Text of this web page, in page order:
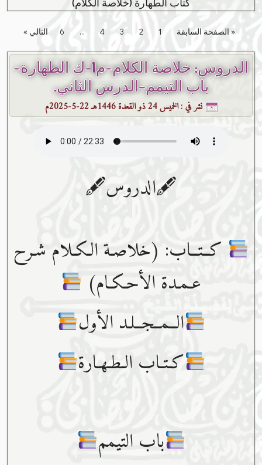
كتاب الطهارة (خلاصة الكلام)
« الصفحة السابقة 1
2
3
4
…
6 التالي »
الدروس: خلاصة الكلام-م1-ك الطهارة-
باب التيمم-الدرس الثاني.
نشر في :الخميس 24 ذو القعدة 1446هـ 22-5-2025م
🖋الدروس🖋
كــتــاب: (خلاصـة الـكـلام شـرح
عـمـدة الأحـكـام)
الــمــجــلـد الأول
كـتـاب الـطـهـارة
باب التيمم